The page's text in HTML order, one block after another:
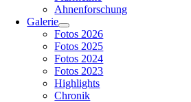
Ahnenforschung
Galerie
Fotos 2026
Fotos 2025
Fotos 2024
Fotos 2023
Highlights
Chronik